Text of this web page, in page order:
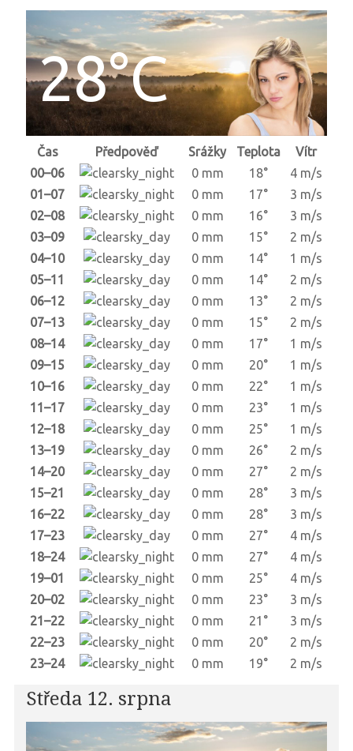
28°C
Čas Předpověď Srážky Teplota
Vítr
00–06
0 mm 18°
4 m/s
01–07
0 mm 17°
3 m/s
02–08
0 mm 16°
3 m/s
03–09
0 mm 15°
2 m/s
04–10
0 mm 14°
1 m/s
05–11
0 mm 14°
2 m/s
06–12
0 mm 13°
2 m/s
07–13
0 mm 15°
2 m/s
08–14
0 mm 17°
1 m/s
09–15
0 mm 20°
1 m/s
10–16
0 mm 22°
1 m/s
11–17
0 mm 23°
1 m/s
12–18
0 mm 25°
1 m/s
13–19
0 mm 26°
2 m/s
14–20
0 mm 27°
2 m/s
15–21
0 mm 28°
3 m/s
16–22
0 mm 28°
3 m/s
17–23
0 mm 27°
4 m/s
18–24
0 mm 27°
4 m/s
19–01
0 mm 25°
4 m/s
20–02
0 mm 23°
3 m/s
21–22
0 mm 21°
3 m/s
22–23
0 mm 20°
2 m/s
23–24
0 mm 19° 2 m/s
Středa 12. srpna